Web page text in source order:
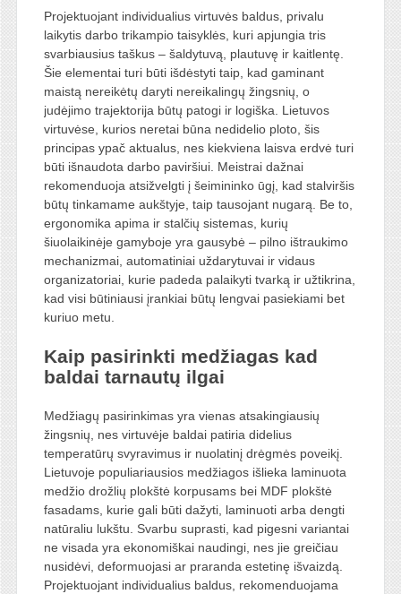
Projektuojant individualius virtuvės baldus, privalu
laikytis darbo trikampio taisyklės, kuri apjungia tris
svarbiausius taškus – šaldytuvą, plautuvę ir kaitlentę.
Šie elementai turi būti išdėstyti taip, kad gaminant
maistą nereikėtų daryti nereikalingų žingsnių, o
judėjimo trajektorija būtų patogi ir logiška. Lietuvos
virtuvėse, kurios neretai būna nedidelio ploto, šis
principas ypač aktualus, nes kiekviena laisva erdvė turi
būti išnaudota darbo paviršiui. Meistrai dažnai
rekomenduoja atsižvelgti į šeimininko ūgį, kad stalviršis
būtų tinkamame aukštyje, taip tausojant nugarą. Be to,
ergonomika apima ir stalčių sistemas, kurių
šiuolaikinėje gamyboje yra gausybė – pilno ištraukimo
mechanizmai, automatiniai uždarytuvai ir vidaus
organizatoriai, kurie padeda palaikyti tvarką ir užtikrina,
kad visi būtiniausi įrankiai būtų lengvai pasiekiami bet
kuriuo metu.
Kaip pasirinkti medžiagas kad
baldai tarnautų ilgai
Medžiagų pasirinkimas yra vienas atsakingiausių
žingsnių, nes virtuvėje baldai patiria didelius
temperatūrų svyravimus ir nuolatinį drėgmės poveikį.
Lietuvoje populiariausios medžiagos išlieka laminuota
medžio drožlių plokštė korpusams bei MDF plokštė
fasadams, kurie gali būti dažyti, laminuoti arba dengti
natūraliu lukštu. Svarbu suprasti, kad pigesni variantai
ne visada yra ekonomiškai naudingi, nes jie greičiau
nusidėvi, deformuojasi ar praranda estetinę išvaizdą.
Projektuojant individualius baldus, rekomenduojama